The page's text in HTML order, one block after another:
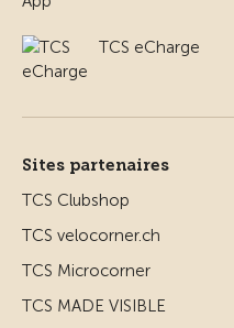
TCS eCharge
Sites partenaires
TCS Clubshop
TCS velocorner.ch
TCS Microcorner
TCS MADE VISIBLE